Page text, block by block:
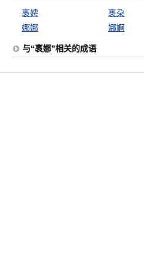
褭娉 褭朶
娜娜
娜婀
与“褭娜”相关的成语